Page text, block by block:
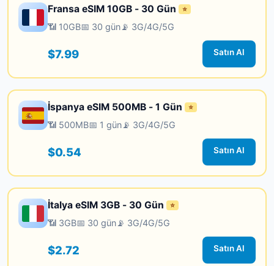
Fransa eSIM 10GB - 30 Gün ⭐
📶 10GB📅 30 gün📡 3G/4G/5G
$7.99 Satın Al
İspanya eSIM 500MB - 1 Gün ⭐
📶 500MB📅 1 gün📡 3G/4G/5G
$0.54 Satın Al
İtalya eSIM 3GB - 30 Gün ⭐
📶 3GB📅 30 gün📡 3G/4G/5G
$2.72 Satın Al